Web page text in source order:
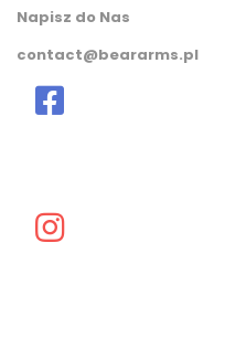
Napisz do Nas
contact@beararms.pl